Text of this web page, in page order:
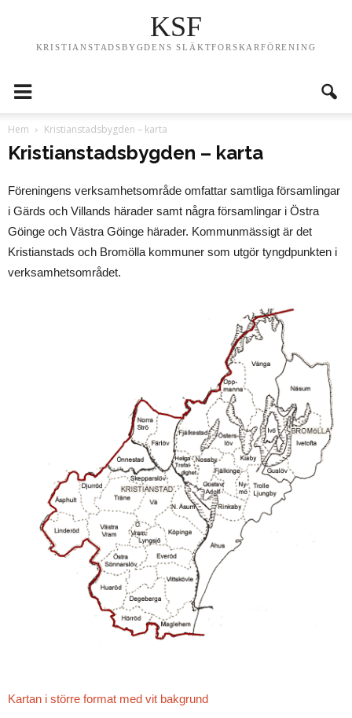
KSF
KRISTIANSTADSBYGDENS SLÄKTFORSKARFÖRENING
Hem Kristianstadsbygden – karta
Kristianstadsbygden – karta
Föreningens verksamhetsområde omfattar samtliga församlingar
i Gärds och Villands härader samt några församlingar i Östra
Göinge och Västra Göinge härader. Kommunmässigt är det
Kristianstads och Bromölla kommuner som utgör tyngdpunkten i
verksamhetsområdet.
Kartan i större format med vit bakgrund